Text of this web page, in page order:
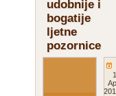
udobnije i
bogatije
ljetne
pozornice